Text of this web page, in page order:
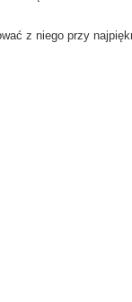
z niego przy